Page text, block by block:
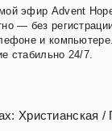
эфир Advent
— без
и
стабильно 24/7.
Христианская /